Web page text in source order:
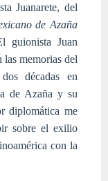
Juanarete, del
de Azaña
guionista Juan
las memorias del
décadas en
de Azaña y su
diplomática me
sobre el exilio
con la